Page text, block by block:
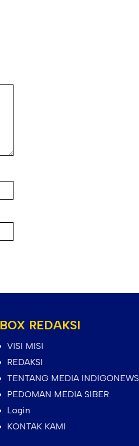
BOX REDAKSI
VISI MISI
REDAKSI
TENTANG MEDIA INDIGONEWS
PEDOMAN MEDIA SIBER
Login
KONTAK KAMI